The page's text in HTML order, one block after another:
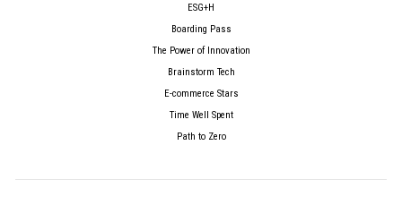
ESG+H
Boarding Pass
The Power of Innovation
Brainstorm Tech
E-commerce Stars
Time Well Spent
Path to Zero